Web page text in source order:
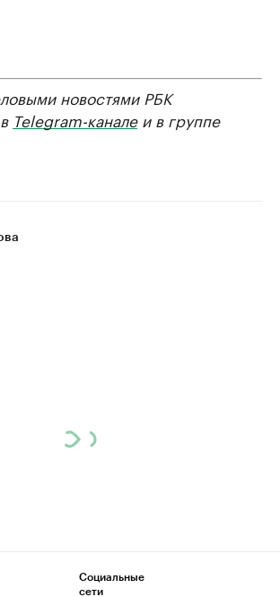
новостями РБК
Telegram-каналеи в группе
Социальные
сети